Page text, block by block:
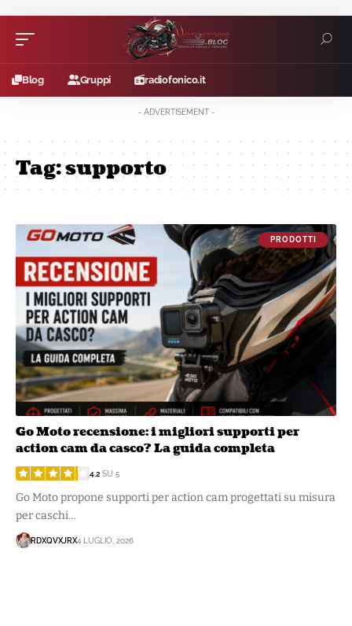
Blog Gruppi radiofonico.it
- ADVERTISEMENT -
Tag:supporto
PRODOTTI
Go Moto recensione: i migliori supporti per
action cam da casco? La guida completa
4.2 SU 5
Go Moto propone supporti per action cam progettati su misura
per caschi…
RDXQVXJRX4 LUGLIO, 2026